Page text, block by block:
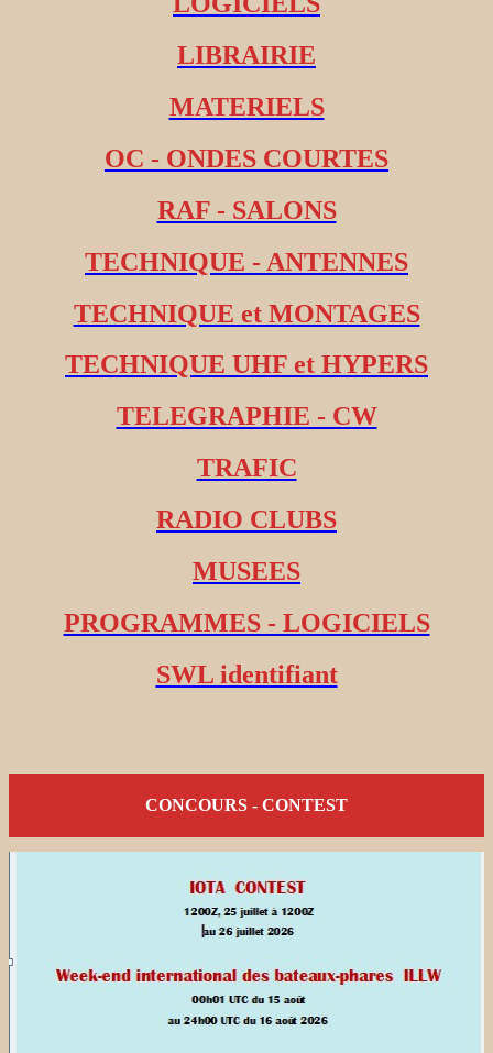
LIBRAIRIE
MATERIELS
OC - ONDES COURTES
RAF - SALONS
TECHNIQUE - ANTENNES
TECHNIQUE et MONTAGES
TECHNIQUE UHF et HYPERS
TELEGRAPHIE - CW
TRAFIC
RADIO CLUBS
MUSEES
PROGRAMMES - LOGICIELS
SWL identifiant
CONCOURS - CONTEST